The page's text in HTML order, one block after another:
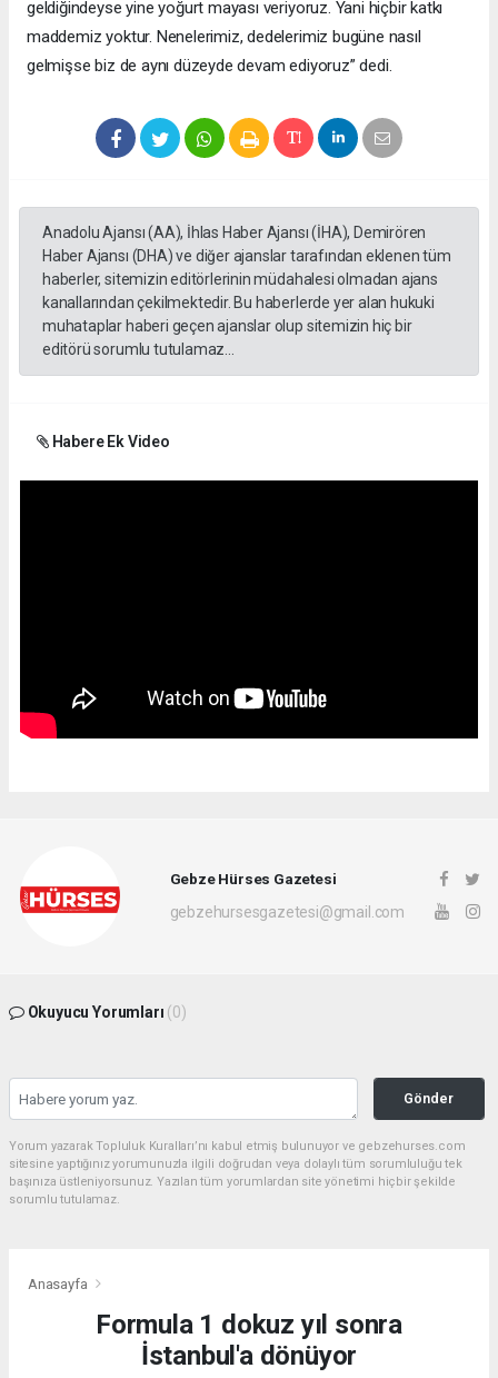
geldiğindeyse yine yoğurt mayası veriyoruz. Yani hiçbir katkı
maddemiz yoktur. Nenelerimiz, dedelerimiz bugüne nasıl
gelmişse biz de aynı düzeyde devam ediyoruz” dedi.
Anadolu Ajansı (AA), İhlas Haber Ajansı (İHA), Demirören
Haber Ajansı (DHA) ve diğer ajanslar tarafından eklenen tüm
haberler, sitemizin editörlerinin müdahalesi olmadan ajans
kanallarından çekilmektedir. Bu haberlerde yer alan hukuki
muhataplar haberi geçen ajanslar olup sitemizin hiç bir
editörü sorumlu tutulamaz...
Habere Ek Video
Gebze Hürses Gazetesi
gebzehursesgazetesi@gmail.com
Okuyucu Yorumları (0)
Gönder
Yorum yazarak Topluluk Kuralları’nı kabul etmiş bulunuyor ve gebzehurses.com
sitesine yaptığınız yorumunuzla ilgili doğrudan veya dolaylı tüm sorumluluğu tek
başınıza üstleniyorsunuz. Yazılan tüm yorumlardan site yönetimi hiçbir şekilde
sorumlu tutulamaz.
Anasayfa
Formula 1 dokuz yıl sonra
İstanbul'a dönüyor